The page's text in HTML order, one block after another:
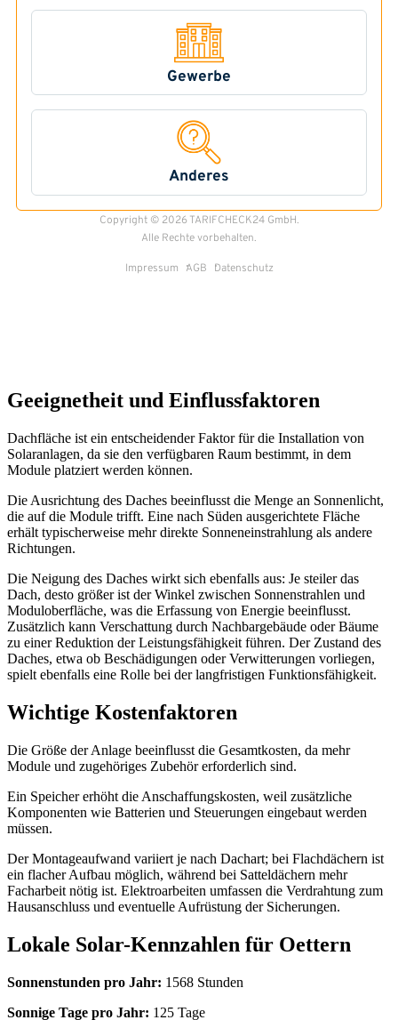
Geeignetheit und Einflussfaktoren
Dachfläche ist ein entscheidender Faktor für die Installation von
Solaranlagen, da sie den verfügbaren Raum bestimmt, in dem
Module platziert werden können.
Die Ausrichtung des Daches beeinflusst die Menge an Sonnenlicht,
die auf die Module trifft. Eine nach Süden ausgerichtete Fläche
erhält typischerweise mehr direkte Sonneneinstrahlung als andere
Richtungen.
Die Neigung des Daches wirkt sich ebenfalls aus: Je steiler das
Dach, desto größer ist der Winkel zwischen Sonnenstrahlen und
Moduloberfläche, was die Erfassung von Energie beeinflusst.
Zusätzlich kann Verschattung durch Nachbargebäude oder Bäume
zu einer Reduktion der Leistungsfähigkeit führen. Der Zustand des
Daches, etwa ob Beschädigungen oder Verwitterungen vorliegen,
spielt ebenfalls eine Rolle bei der langfristigen Funktionsfähigkeit.
Wichtige Kostenfaktoren
Die Größe der Anlage beeinflusst die Gesamtkosten, da mehr
Module und zugehöriges Zubehör erforderlich sind.
Ein Speicher erhöht die Anschaffungskosten, weil zusätzliche
Komponenten wie Batterien und Steuerungen eingebaut werden
müssen.
Der Montageaufwand variiert je nach Dachart; bei Flachdächern ist
ein flacher Aufbau möglich, während bei Satteldächern mehr
Facharbeit nötig ist. Elektroarbeiten umfassen die Verdrahtung zum
Hausanschluss und eventuelle Aufrüstung der Sicherungen.
Lokale Solar-Kennzahlen für Oettern
Sonnenstunden pro Jahr: 1568 Stunden
Sonnige Tage pro Jahr: 125 Tage